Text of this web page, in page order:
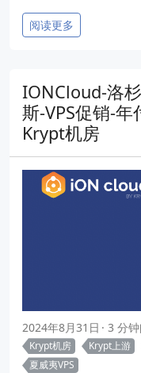
阅读更多
IONCloud-洛
斯-VPS促销-
Krypt机房
2024年8月31日 3 分
Krypt机房
Krypt上游
夏威夷VPS